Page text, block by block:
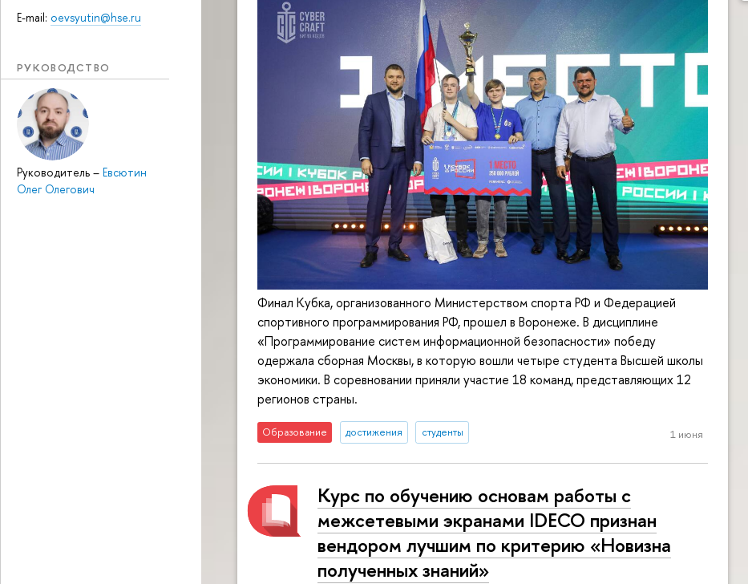
E-mail: oevsyutin@hse.ru
РУКОВОДСТВО
Руководитель – Евсютин
Олег Олегович
Финал Кубка, организованного Министерством спорта РФ и Федерацией
спортивного программирования РФ, прошел в Воронеже. В дисциплине
«Программирование систем информационной безопасности» победу
одержала сборная Москвы, в которую вошли четыре студента Высшей школы
экономики. В соревновании приняли участие 18 команд, представляющих 12
регионов страны.
Образование достижения студенты 1 июня
Курс по обучению основам работы с
межсетевыми экранами IDECO признан
вендором лучшим по критерию «Новизна
полученных знаний»